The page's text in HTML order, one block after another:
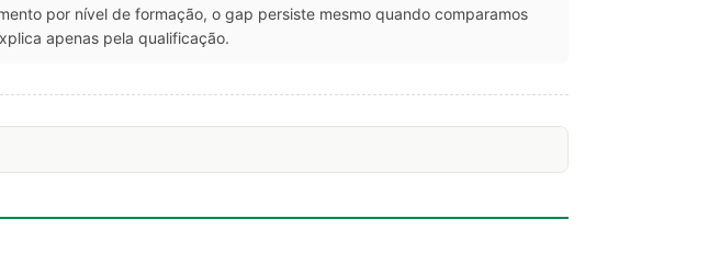
por nível de formação, o gap persiste mesmo quando comparamos
apenas pela qualificação.